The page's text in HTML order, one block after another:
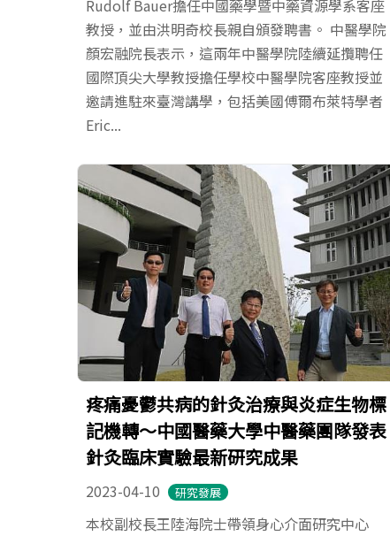
Rudolf Bauer擔任中國藥學暨中藥資源學系客座
教授，並由洪明奇校長親自頒發聘書。 中醫學院
顏宏融院長表示，這兩年中醫學院陸續延攬聘任
國際頂尖大學教授擔任學校中醫學院客座教授並
邀請進駐來臺灣講學，包括美國傅爾布萊特學者
Eric...
疼痛憂鬱共病的針灸治療與炎症生物標
記機轉～中國醫藥大學中醫藥團隊發表
針灸臨床實驗最新研究成果
2023-04-10 研究發展
本校副校長王陸海院士帶領身心介面研究中心